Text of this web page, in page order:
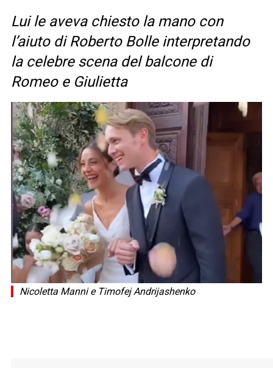
Lui le aveva chiesto la mano con
l’aiuto di Roberto Bolle interpretando
la celebre scena del balcone di
Romeo e Giulietta
Nicoletta Manni e Timofej Andrijashenko